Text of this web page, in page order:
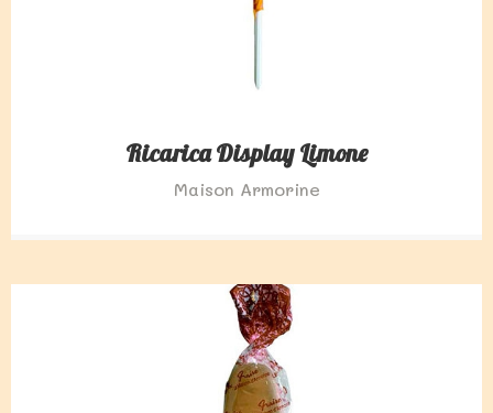
Ricarica Display Limone
Maison Armorine